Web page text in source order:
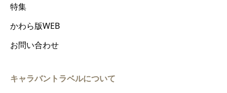
特集
かわら版WEB
お問い合わせ
キャラバントラベルについて